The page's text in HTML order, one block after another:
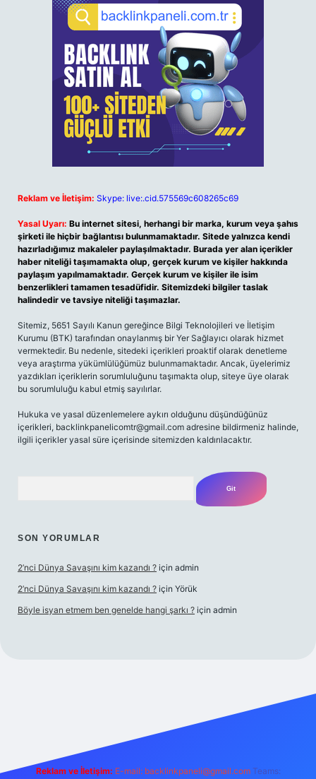
Reklam ve İletişim: Skype: live:.cid.575569c608265c69
Yasal Uyarı: Bu internet sitesi, herhangi bir marka, kurum veya şahıs
şirketi ile hiçbir bağlantısı bulunmamaktadır. Sitede yalnızca kendi
hazırladığımız makaleler paylaşılmaktadır. Burada yer alan içerikler
haber niteliği taşımamakta olup, gerçek kurum ve kişiler hakkında
paylaşım yapılmamaktadır. Gerçek kurum ve kişiler ile isim
benzerlikleri tamamen tesadüfidir. Sitemizdeki bilgiler taslak
halindedir ve tavsiye niteliği taşımazlar.
Sitemiz, 5651 Sayılı Kanun gereğince Bilgi Teknolojileri ve İletişim
Kurumu (BTK) tarafından onaylanmış bir Yer Sağlayıcı olarak hizmet
vermektedir. Bu nedenle, sitedeki içerikleri proaktif olarak denetleme
veya araştırma yükümlülüğümüz bulunmamaktadır. Ancak, üyelerimiz
yazdıkları içeriklerin sorumluluğunu taşımakta olup, siteye üye olarak
bu sorumluluğu kabul etmiş sayılırlar.
Hukuka ve yasal düzenlemelere aykırı olduğunu düşündüğünüz
içerikleri, backlinkpanelicomtr@gmail.com adresine bildirmeniz halinde,
ilgili içerikler yasal süre içerisinde sitemizden kaldırılacaktır.
SON YORUMLAR
2’nci Dünya Savaşını kim kazandı ? için admin
2’nci Dünya Savaşını kim kazandı ? için Yörük
Böyle isyan etmem ben genelde hangi şarkı ? için admin
Reklam ve İletişim: E-mail: backlinkpaneli@gmail.com Teams: